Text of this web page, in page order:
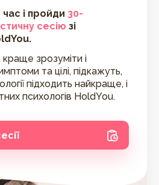
і пройди 30-
сесію зі
зрозуміти і
та цілі, підкажуть,
підходить найкраще, і
психологів HoldYou.